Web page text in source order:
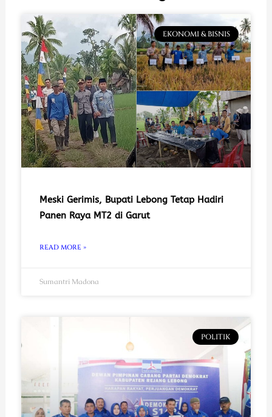
EKONOMI & BISNIS
Meski Gerimis, Bupati Lebong Tetap Hadiri
Panen Raya MT2 di Garut
READ MORE »
Sumantri Madona
POLITIK